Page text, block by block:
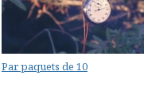
Par paquets de 10